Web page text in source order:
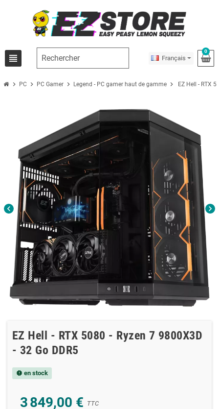
view_headline Français
0
chevron_right PC chevron_right PC Gamer chevron_right Legend - PC gamer haut de gamme chevron_right EZ Hell - RTX
chevron_left chevron_right
EZ Hell - RTX 5080 - Ryzen 7 9800X3D
- 32 Go DDR5
new_releases en stock
3 849,00 € TTC